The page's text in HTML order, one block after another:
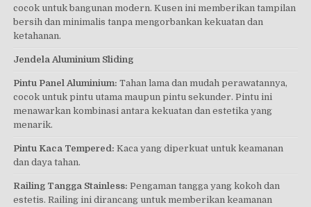
cocok untuk bangunan modern. Kusen ini memberikan tampilan
bersih dan minimalis tanpa mengorbankan kekuatan dan
ketahanan.
Jendela Aluminium Sliding
Pintu Panel Aluminium: Tahan lama dan mudah perawatannya,
cocok untuk pintu utama maupun pintu sekunder. Pintu ini
menawarkan kombinasi antara kekuatan dan estetika yang
menarik.
Pintu Kaca Tempered: Kaca yang diperkuat untuk keamanan
dan daya tahan.
Railing Tangga Stainless: Pengaman tangga yang kokoh dan
estetis. Railing ini dirancang untuk memberikan keamanan